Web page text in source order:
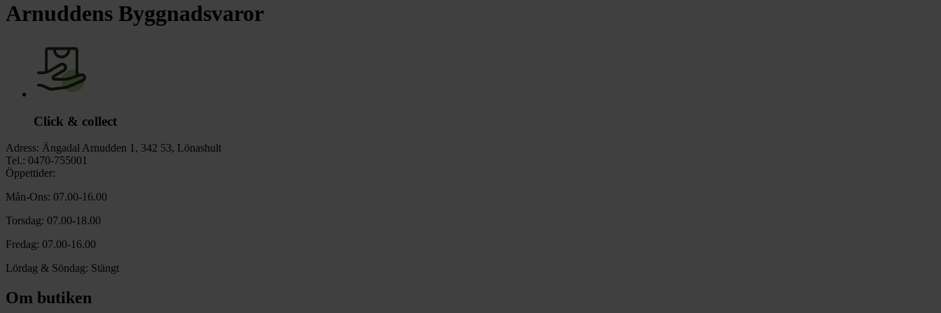
Toalett
chevron_right
Reservdelar
Arnuddens Byggnadsvaror
Click & collect
Adress: Ängadal Arnudden 1, 342 53, Lönashult
Tel.: 0470-755001
Öppettider:
Mån-Ons: 07.00-16.00
Torsdag: 07.00-18.00
Fredag: 07.00-16.00
Lördag & Söndag: Stängt
Om butiken